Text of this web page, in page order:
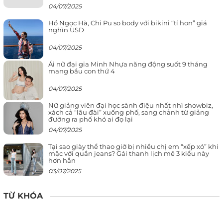
04/07/2025
Hồ Ngọc Hà, Chi Pu so body với bikini “tí hon” giá
nghìn USD
04/07/2025
Ái nữ đại gia Minh Nhựa năng động suốt 9 tháng
mang bầu con thứ 4
04/07/2025
Nữ giảng viên đại học sành điệu nhất nhì showbiz,
xách cả “lâu đài” xuống phố, sang chảnh từ giảng
đường ra phố khó ai đọ lại
04/07/2025
Tại sao giày thể thao giờ bị nhiều chị em “xếp xó” khi
mặc với quần jeans? Gái thanh lịch mê 3 kiểu này
hơn hẳn
03/07/2025
TỪ KHÓA